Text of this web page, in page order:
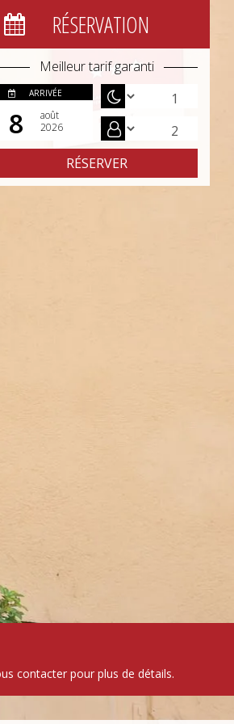
RÉSERVATION
Meilleur tarif garanti
ARRIVÉE
8
août
2026
RÉSERVER
contacter pour plus de détails.